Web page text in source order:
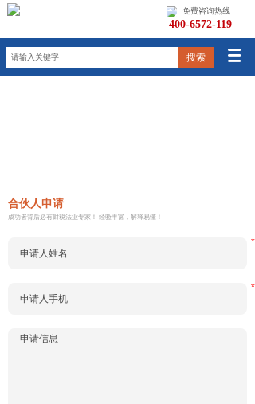
搜索
400-6572-119
免费咨询热线
*
*
合伙人申请
成功者背后必有财税法业专家！ 经验丰富，解释易懂！